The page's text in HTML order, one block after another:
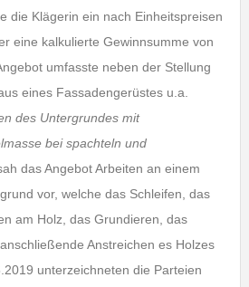
die Klägerin ein nach Einheitspreisen
eine kalkulierte Gewinnsumme von
umfasste neben der Stellung
eines Fassadengerüstes u.a.
des Untergrundes mit
bei spachteln und
das Angebot Arbeiten an einem
vor, welche das Schleifen, das
am Holz, das Grundieren, das
Anstreichen es Holzes
unterzeichneten die Parteien